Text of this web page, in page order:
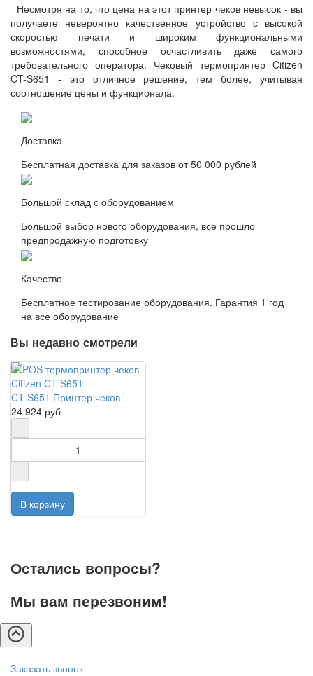
Несмотря на то, что цена на этот принтер чеков невысок - вы
получаете невероятно качественное устройство с высокой
скоростью печати и широким функциональными
возможностями, способное осчастливить даже самого
требовательного оператора. Чековый термопринтер Citizen
CT-S651 - это отличное решение, тем более, учитывая
соотношение цены и функционала.
Доставка
Бесплатная доставка для заказов от 50 000 рублей
Большой склад с оборудованием
Большой выбор нового оборудования, все прошло
предпродажную подготовку
Качество
Бесплатное тестирование оборудования. Гарантия 1 год
на все оборудование
Вы недавно смотрели
CT-S651 Принтер чеков
24 924 руб
Остались вопросы?
Мы вам перезвоним!
Заказать звонок